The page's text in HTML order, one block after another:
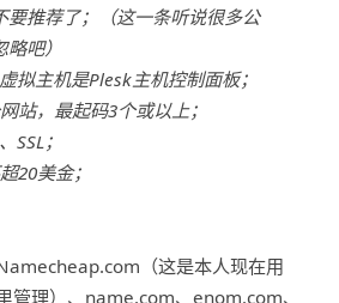
要推荐了；（这一条听说很多公
吧）
拟主机是Plesk主机控制面板；
站，最起码3个或以上；
SSL；
20美金；
（这是本人现在用
管理）、name.com、enom.com、